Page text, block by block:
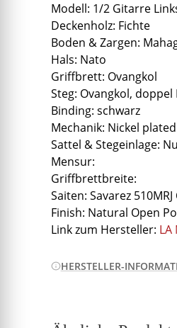
Modell: 1/2 Gitarre
Deckenholz: Fichte
Boden & Zargen:
Hals: Nato
Griffbrett: Ovangkol
Steg: Ovangkol, doppel
Binding: schwarz
Mechanik: Nickel
Sattel & Stegeinlage:
Mensur:
Griffbrettbreite:
Saiten: Savarez
Finish: Natural Open
Link zum Hersteller: LA
HERSTELLER-